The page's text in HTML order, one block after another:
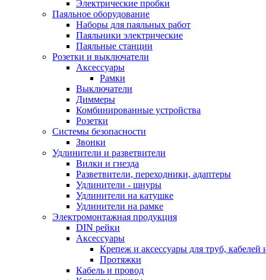
Электрические пробки
Паяльное оборудование
Наборы для паяльных работ
Паяльники электрические
Паяльные станции
Розетки и выключатели
Аксессуары
Рамки
Выключатели
Диммеры
Комбинированные устройства
Розетки
Системы безопасности
Звонки
Удлинители и разветвители
Вилки и гнезда
Разветвители, переходники, адаптеры
Удлинители - шнуры
Удлинители на катушке
Удлинители на рамке
Электромонтажная продукция
DIN рейки
Аксессуары
Крепеж и аксессуары для труб, кабелей
Протяжки
Кабель и провод